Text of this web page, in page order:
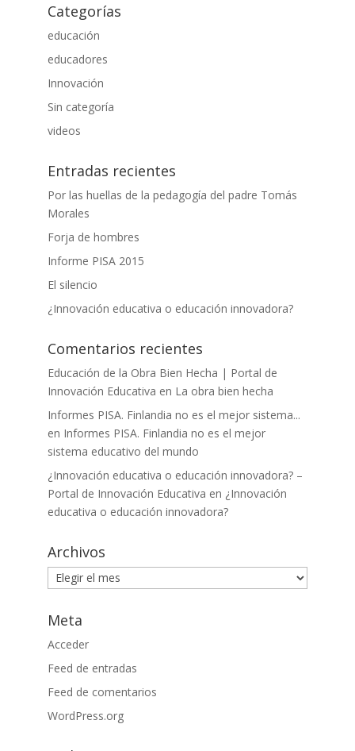
Categorías
educación
educadores
Innovación
Sin categoría
videos
Entradas recientes
Por las huellas de la pedagogía del padre Tomás
Morales
Forja de hombres
Informe PISA 2015
El silencio
¿Innovación educativa o educación innovadora?
Comentarios recientes
Educación de la Obra Bien Hecha | Portal de
Innovación Educativa en La obra bien hecha
Informes PISA. Finlandia no es el mejor sistema...
en Informes PISA. Finlandia no es el mejor
sistema educativo del mundo
¿Innovación educativa o educación innovadora? –
Portal de Innovación Educativa en ¿Innovación
educativa o educación innovadora?
Archivos
Archivos
Meta
Acceder
Feed de entradas
Feed de comentarios
WordPress.org